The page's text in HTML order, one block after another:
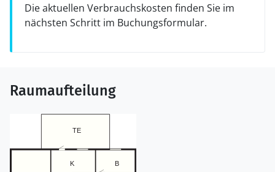
Die aktuellen Verbrauchskosten finden Sie im
nächsten Schritt im Buchungsformular.
Raumaufteilung